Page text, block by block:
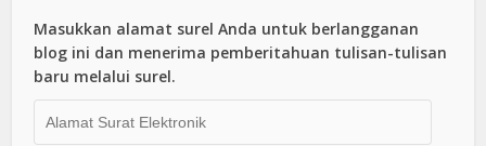
Masukkan alamat surel Anda untuk berlangganan
blog ini dan menerima pemberitahuan tulisan-tulisan
baru melalui surel.
Surat